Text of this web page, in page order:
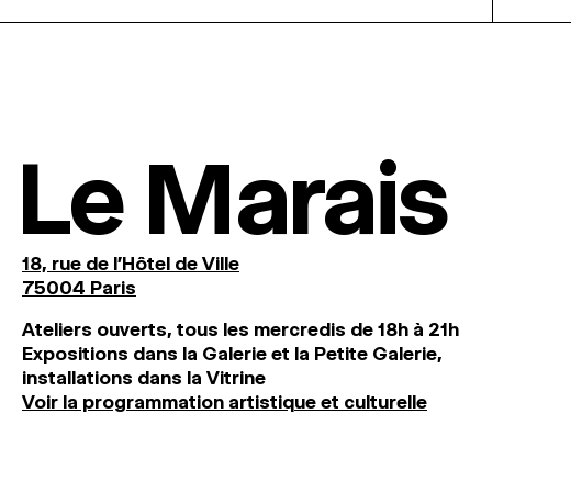
Le Marais
18, rue de l'Hôtel de Ville
75004 Paris
Ateliers ouverts, tous les mercredis de 18h à 21h
Expositions dans la Galerie et la Petite Galerie,
installations dans la Vitrine
Voir la programmation artistique et culturelle